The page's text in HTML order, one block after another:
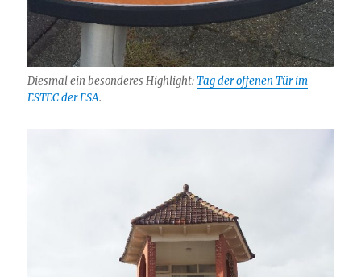
Diesmal ein besonderes Highlight:Tag der offenen Tür im
ESTEC der ESA.